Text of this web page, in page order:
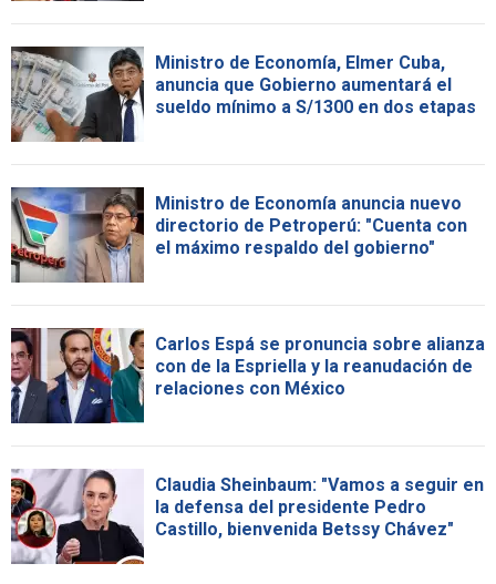
Ministro de Economía, Elmer Cuba,
anuncia que Gobierno aumentará el
sueldo mínimo a S/1300 en dos etapas
Ministro de Economía anuncia nuevo
directorio de Petroperú: "Cuenta con
el máximo respaldo del gobierno"
Carlos Espá se pronuncia sobre alianza
con de la Espriella y la reanudación de
relaciones con México
Claudia Sheinbaum: "Vamos a seguir en
la defensa del presidente Pedro
Castillo, bienvenida Betssy Chávez"